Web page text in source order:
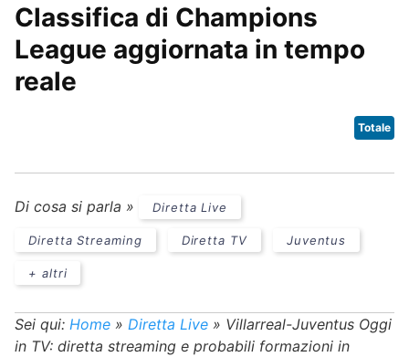
Classifica di Champions
League aggiornata in tempo
reale
Totale
Di cosa si parla » Diretta Live
Diretta Streaming Diretta TV Juventus
+ altri
Sei qui: Home » Diretta Live » Villarreal-Juventus Oggi
in TV: diretta streaming e probabili formazioni in